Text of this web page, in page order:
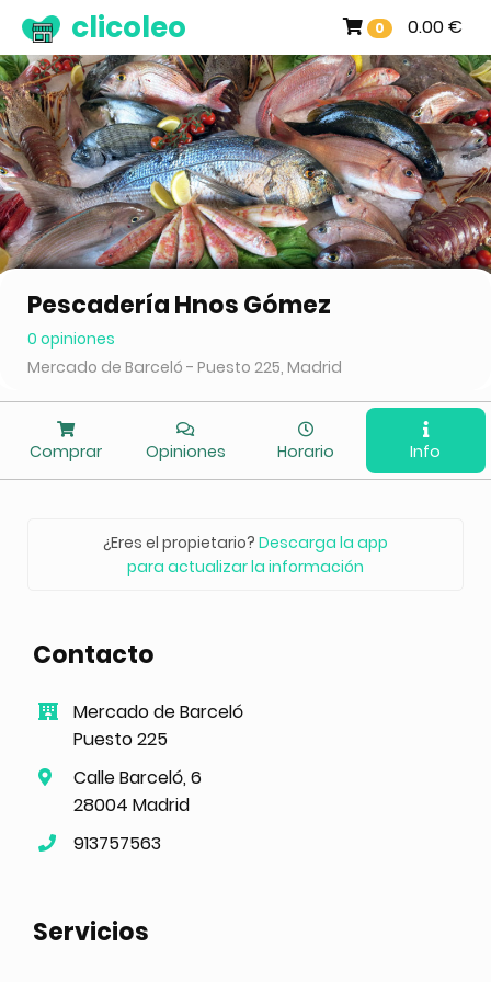
0 0.00 €
clicoleo
Pescadería Hnos Gómez
0 opiniones
Mercado de Barceló - Puesto 225, Madrid
Comprar Opiniones Horario Info
¿Eres el propietario? Descarga la app
para actualizar la información
Contacto
Mercado de Barceló
Puesto 225
Calle Barceló, 6
28004 Madrid
913757563
Servicios